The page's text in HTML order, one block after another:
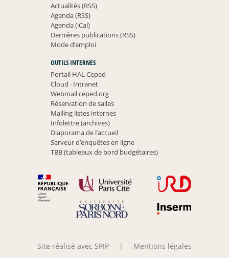
Actualités (RSS)
Agenda (RSS)
Agenda (iCal)
Dernières publications (RSS)
Mode d’emploi
OUTILS INTERNES
Portail HAL Ceped
Cloud ·Intranet
Webmail ceped.org
Réservation de salles
Mailing listes internes
Infolettre (archives)
Diaporama de l’accueil
Serveur d’enquêtes en ligne
TBB (tableaux de bord budgétaires)
Site réalisé avec SPIP | Mentions légales